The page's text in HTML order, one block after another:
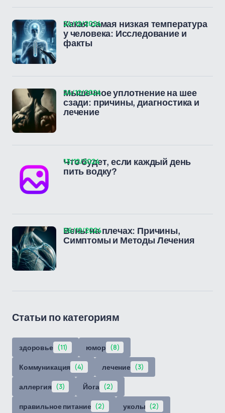
Какая самая низкая температура
у человека: Исследование и
факты
24/12/2024
Мышечное уплотнение на шее
сзади: причины, диагностика и
лечение
24/12/2024
Что будет, если каждый день
пить водку?
13/12/2024
Вены на плечах: Причины,
Симптомы и Методы Лечения
06/12/2024
Статьи по категориям
здоровье (11) юмор (8)
Коммуникация (4) лечение (3)
аллергия (3) Йога (2)
правильное питание (2) уколы (2)